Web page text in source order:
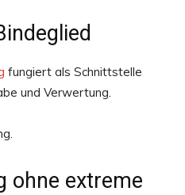
fungiert als Schnittstelle
und Verwertung.
ohne extreme